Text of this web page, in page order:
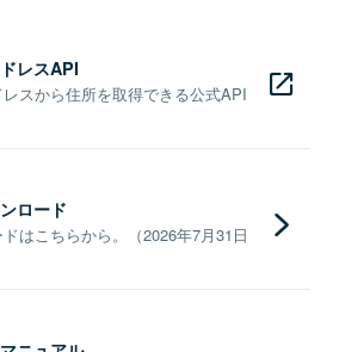
レスAPI
スから住所を取得できる公式API
ロード
はこちらから。（2026年7月31日